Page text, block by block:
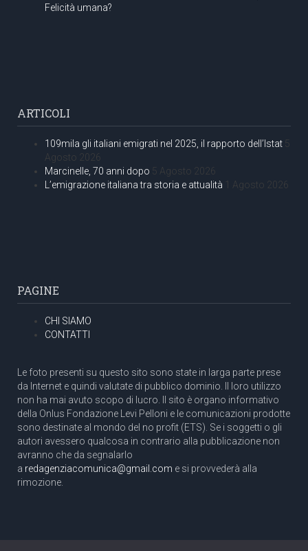
Felicità umana?
ARTICOLI
109mila gli italiani emigrati nel 2025, il rapporto dell’Istat 5
Agosto 2026
Marcinelle, 70 anni dopo 5 Agosto 2026
L’emigrazione italiana tra storia e attualità 1 Agosto 2026
PAGINE
CHI SIAMO
CONTATTI
Le foto presenti su questo sito sono state in larga parte prese
da Internet e quindi valutate di pubblico dominio. Il loro utilizzo
non ha mai avuto scopo di lucro. Il sito è organo informativo
della Onlus Fondazione Levi Pelloni e le comunicazioni prodotte
sono destinate al mondo del no profit (ETS). Se i soggetti o gli
autori avessero qualcosa in contrario alla pubblicazione non
avranno che da segnalarlo
a redagenziacomunica@gmail.com e si provvederà alla
rimozione.